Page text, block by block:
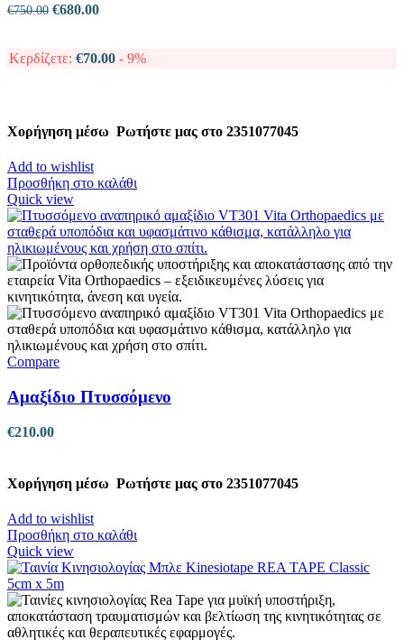
€750.00 Original
€750.00.
€680.00Η
είναι:
Κερδίζετε: €70.00 - 9%
Χορήγηση μέσω Ρωτήστε μας στο 2351077045
Add to wishlist
Προσθήκη στο καλάθι
Quick view
Compare
Αμαξίδιο Πτυσσόμενο
€210.00
Χορήγηση μέσω Ρωτήστε μας στο 2351077045
Add to wishlist
Προσθήκη στο καλάθι
Quick view